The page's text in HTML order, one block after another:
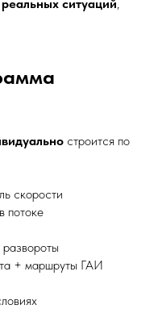
ситуаций,
строится по
скорости
потоке
+ маршруты ГАИ